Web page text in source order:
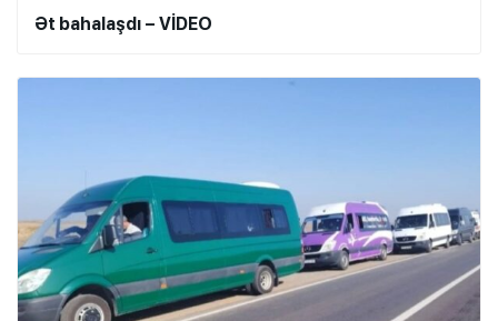
Ət bahalaşdı – VİDEO